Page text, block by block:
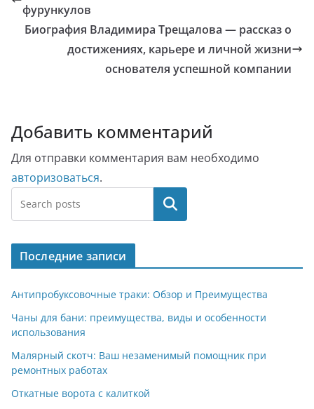
фурункулов
Биография Владимира Трещалова — рассказ о
достижениях, карьере и личной жизни
основателя успешной компании
Добавить комментарий
Для отправки комментария вам необходимо
авторизоваться.
Поиск
Последние записи
Антипробуксовочные траки: Обзор и Преимущества
Чаны для бани: преимущества, виды и особенности
использования
Малярный скотч: Ваш незаменимый помощник при
ремонтных работах
Откатные ворота с калиткой